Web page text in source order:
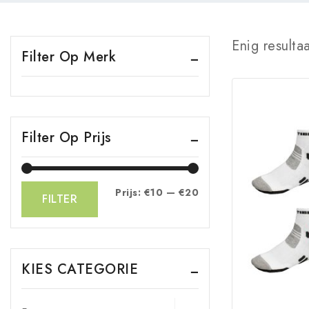
Enig
Filter Op Merk
Filter Op Prijs
FILTER Prijs: €10 — €20
KIES CATEGORIE